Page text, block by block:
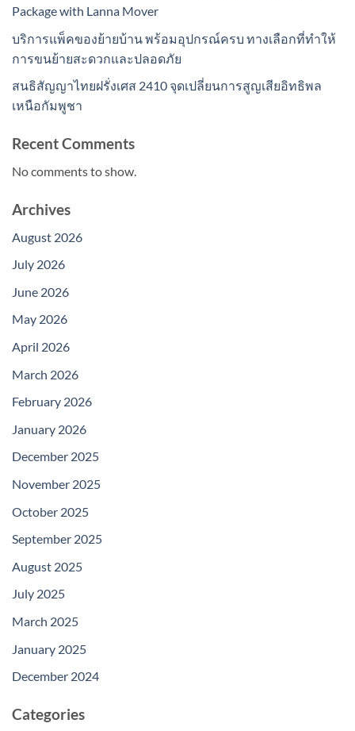
Package with Lanna Mover
บริการแพ็คของย้ายบ้าน พร้อมอุปกรณ์ครบ ทางเลือกที่ทำให้
การขนย้ายสะดวกและปลอดภัย
สนธิสัญญาไทยฝรั่งเศส 2410 จุดเปลี่ยนการสูญเสียอิทธิพล
เหนือกัมพูชา
Recent Comments
No comments to show.
Archives
August 2026
July 2026
June 2026
May 2026
April 2026
March 2026
February 2026
January 2026
December 2025
November 2025
October 2025
September 2025
August 2025
July 2025
March 2025
January 2025
December 2024
Categories